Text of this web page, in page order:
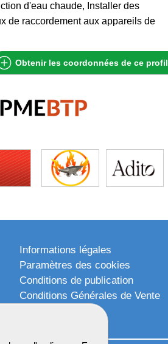
d'eau chaude, Installer des
de raccordement aux appareils de
Obtenir les coordonnées de ce profil
Informations légales
Paramètres des cookies
Conditions de publication
Conditions Générales de Vente